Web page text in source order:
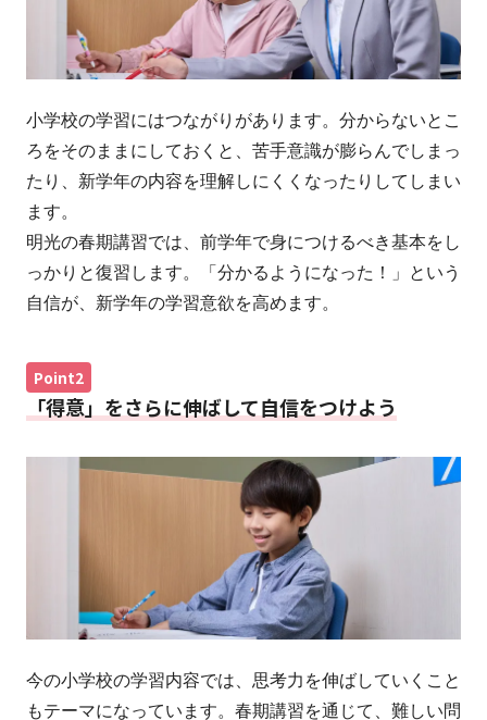
小学校の学習にはつながりがあります。分からないとこ
ろをそのままにしておくと、苦手意識が膨らんでしまっ
たり、新学年の内容を理解しにくくなったりしてしまい
ます。
明光の春期講習では、前学年で身につけるべき基本をし
っかりと復習します。「分かるようになった！」という
自信が、新学年の学習意欲を高めます。
Point2
「得意」をさらに伸ばして自信をつけよう
今の小学校の学習内容では、思考力を伸ばしていくこと
もテーマになっています。春期講習を通じて、難しい問